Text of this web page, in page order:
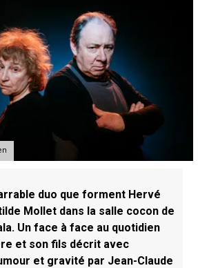
duo que forment Hervé
Mollet dans la salle cocon de
Un face à face au quotidien
et son fils décrit avec
et gravité par Jean-Claude